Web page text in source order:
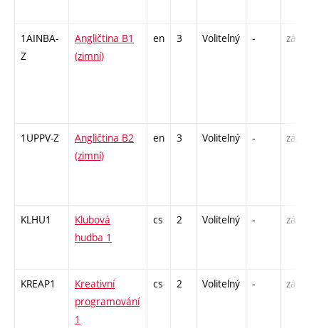
1AINBA-
Z
Angličtina B1
(zimní)
en 3 Volitelný - zá,zk
1UPPV-Z
Angličtina B2
(zimní)
en 3 Volitelný - zá,zk
KLHU1
Klubová
hudba 1
cs 2 Volitelný - zá
KREAP1
Kreativní
programování
1
cs 2 Volitelný - zá